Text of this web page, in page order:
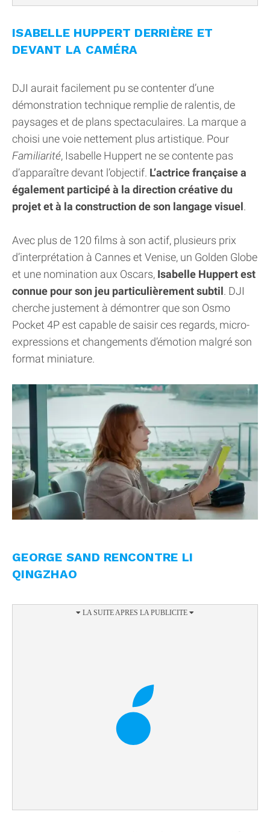
ISABELLE HUPPERT DERRIÈRE ET
DEVANT LA CAMÉRA
DJI aurait facilement pu se contenter d’une
démonstration technique remplie de ralentis, de
paysages et de plans spectaculaires. La marque a
choisi une voie nettement plus artistique. Pour
Familiarité, Isabelle Huppert ne se contente pas
d’apparaître devant l’objectif. L’actrice française a
également participé à la direction créative du
projet et à la construction de son langage visuel.
Avec plus de 120 films à son actif, plusieurs prix
d’interprétation à Cannes et Venise, un Golden Globe
et une nomination aux Oscars, Isabelle Huppert est
connue pour son jeu particulièrement subtil. DJI
cherche justement à démontrer que son Osmo
Pocket 4P est capable de saisir ces regards, micro-
expressions et changements d’émotion malgré son
format miniature.
GEORGE SAND RENCONTRE LI
QINGZHAO